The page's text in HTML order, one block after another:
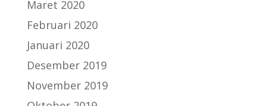
Maret 2020
Februari 2020
Januari 2020
Desember 2019
November 2019